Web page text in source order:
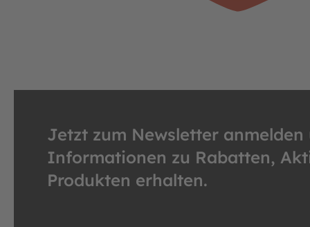
Jetzt zum Newsletter anmelden
Informationen zu Rabatten,
Produkten erhalten.